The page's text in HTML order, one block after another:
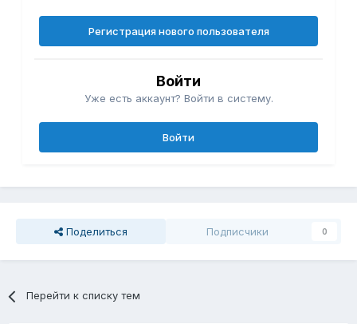
Регистрация нового пользователя
Войти
Уже есть аккаунт? Войти в систему.
Войти
Поделиться Подписчики 0
Перейти к списку тем